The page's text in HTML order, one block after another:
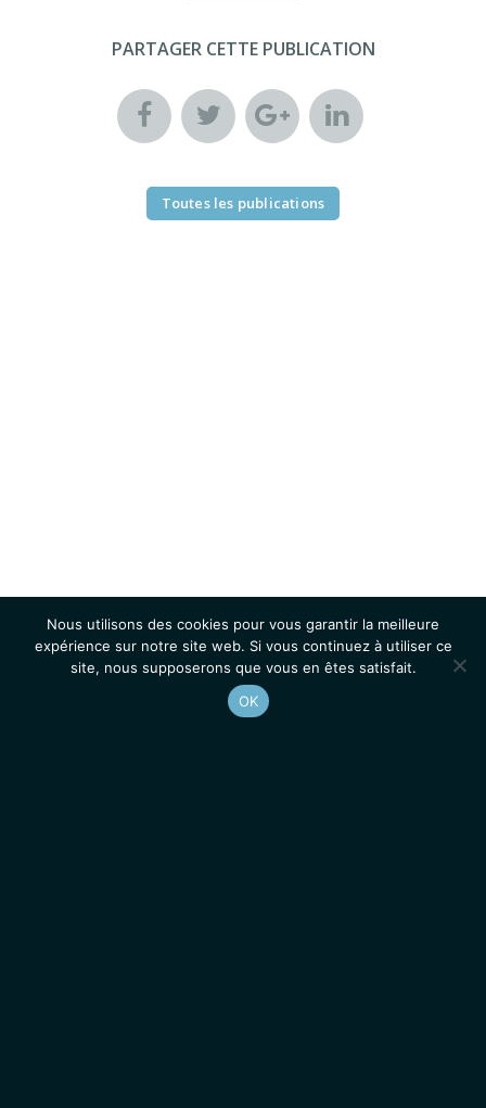
PARTAGER CETTE PUBLICATION
Toutes les publications
Nous utilisons des cookies pour vous garantir la meilleure
expérience sur notre site web. Si vous continuez à utiliser ce
site, nous supposerons que vous en êtes satisfait.
OK